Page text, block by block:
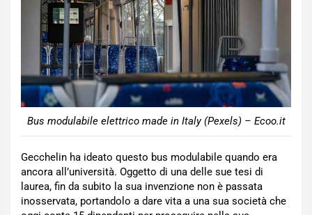
Bus modulabile elettrico made in Italy (Pexels) – Ecoo.it
Gecchelin ha ideato questo bus modulabile quando era
ancora all’università. Oggetto di una delle sue tesi di
laurea, fin da subito la sua invenzione non è passata
inosservata, portandolo a dare vita a una sua società che